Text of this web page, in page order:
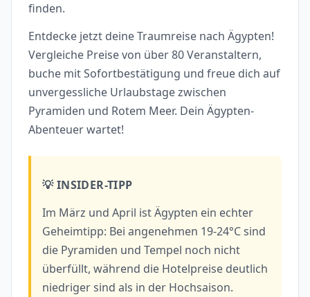
finden.
Entdecke jetzt deine Traumreise nach Ägypten!
Vergleiche Preise von über 80 Veranstaltern,
buche mit Sofortbestätigung und freue dich auf
unvergessliche Urlaubstage zwischen
Pyramiden und Rotem Meer. Dein Ägypten-
Abenteuer wartet!
💡 INSIDER-TIPP
Im März und April ist Ägypten ein echter
Geheimtipp: Bei angenehmen 19-24°C sind
die Pyramiden und Tempel noch nicht
überfüllt, während die Hotelpreise deutlich
niedriger sind als in der Hochsaison.